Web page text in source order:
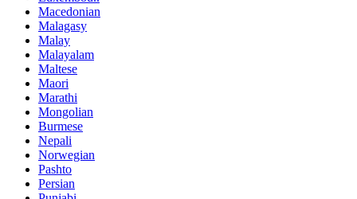
Macedonian
Malagasy
Malay
Malayalam
Maltese
Maori
Marathi
Mongolian
Burmese
Nepali
Norwegian
Pashto
Persian